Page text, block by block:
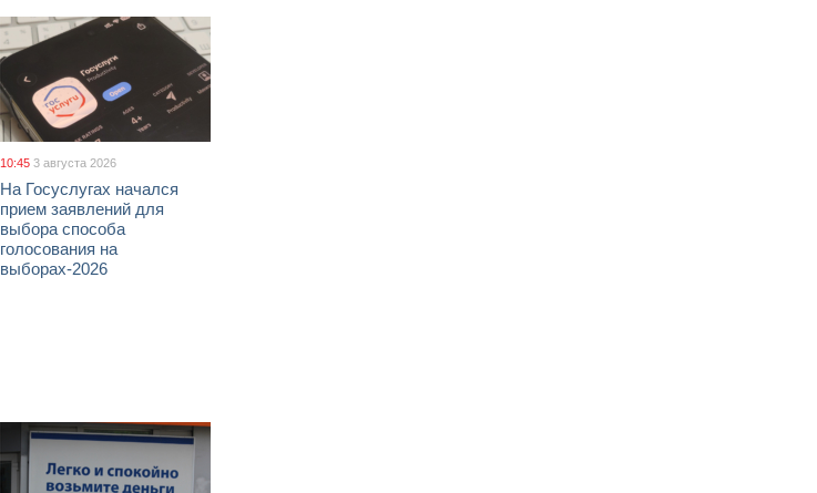
10:45 3 августа 2026
На Госуслугах начался
прием заявлений для
выбора способа
голосования на
выборах-2026